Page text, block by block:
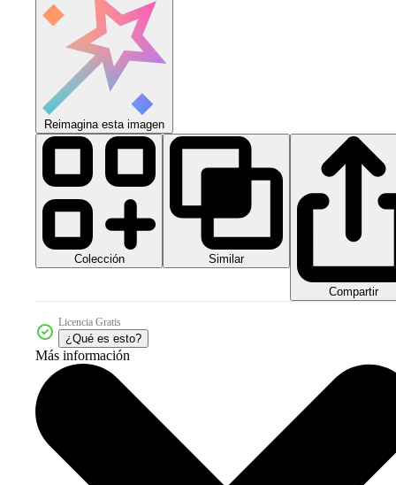
Reimagina esta imagen
Colección Similar
Compartir
Licencia Gratis
¿Qué es esto?
Más información